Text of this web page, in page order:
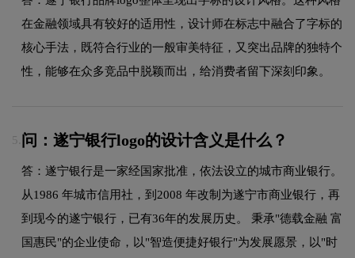
在金融领域具有较好的适用性，设计师在标志中融合了字标的
核心手法，既符合行业的一般审美特征，又突出品牌的独特个
性，能够在众多竞品中脱颖而出，给消费者留下深刻印象。
5. 问：遂宁银行logo的设计含义是什么？
答：遂宁银行是一家经国家批准，依法设立的城市商业银行。
从1986 年城市信用社，到2008 年改制为遂宁市商业银行，再
到现今的遂宁银行，已有36年的发展历史。 秉承"德载金融 富
国惠民"的企业使命，以"智造便捷好银行"为发展愿景，以"时